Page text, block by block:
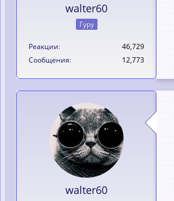
walter60
Гуру
Реакции
46,729
Сообщения
12,773
walter60